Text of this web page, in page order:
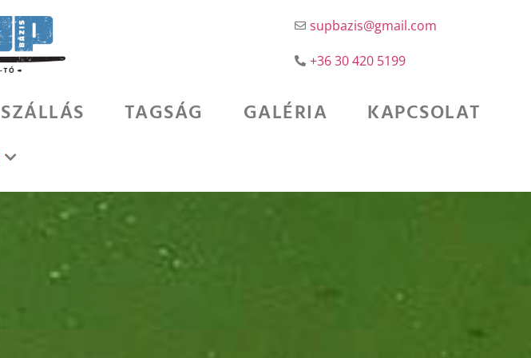
supbazis@gmail.com
+36 30 420 5199
SZÁLLÁS TAGSÁG GALÉRIA KAPCSOLAT